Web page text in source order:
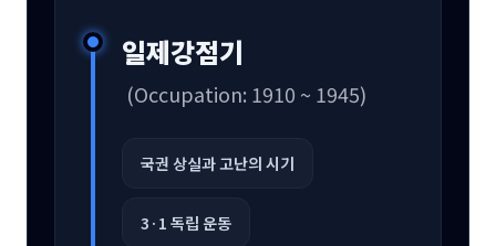
일제강점기
(Occupation: 1910 ~ 1945)
국권 상실과 고난의 시기
3·1 독립 운동